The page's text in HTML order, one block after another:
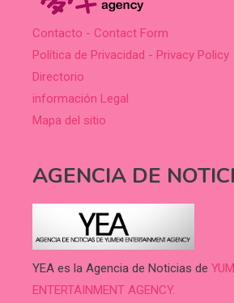
Contacto - Contact Form
Política de Privacidad - Privacy Policy
Directorio
información Legal
Mapa del sitio
AGENCIA DE
YEA es la Agencia de Noticias de
ENTERTAINMENT AGENCY.